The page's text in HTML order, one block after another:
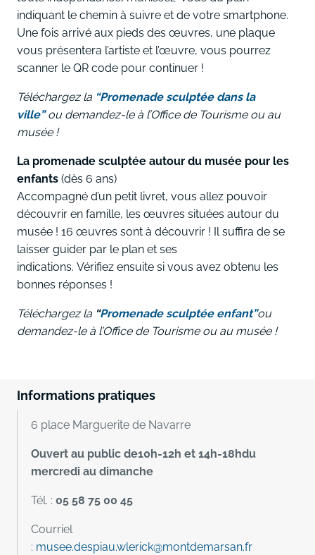
indiquant le chemin à suivre et de votre smartphone.
Une fois arrivé aux pieds des œuvres, une plaque
vous présentera l’artiste et l’œuvre, vous pourrez
scanner le QR code pour continuer !
Téléchargez la “Promenade sculptée dans la
ville”ou demandez-le à l’Office de Tourisme ou au
musée !
La promenade sculptée autour du musée pour les
enfants (dès 6 ans)
Accompagné d’un petit livret, vous allez pouvoir
découvrir en famille, les œuvres situées autour du
musée ! 16 œuvres sont à découvrir ! Il suffira de se
laisser guider par le plan et ses
indications. Vérifiez ensuite si vous avez obtenu les
bonnes réponses !
Téléchargez la “Promenade sculptée enfant”ou
demandez-le à l’Office de Tourisme ou au musée !
Informations pratiques
6 place Marguerite de Navarre
Ouvert au public de10h-12h et 14h-18hdu
mercredi au dimanche
Tél. : 05 58 75 00 45
Courriel
: musee.despiau.wlerick@montdemarsan.fr